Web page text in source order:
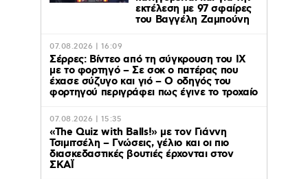
εκτέλεση με 97 σφαίρες
του Βαγγέλη Ζαμπούνη
07.08.2026 | 16:09
Σέρρες: Βίντεο από τη σύγκρουση του ΙΧ
με το φορτηγό – Σε σοκ ο πατέρας που
έχασε σύζυγο και γιό – Ο οδηγός του
φορτηγού περιγράφει πως έγινε το τροχαίο
07.08.2026 | 15:35
«The Quiz with Balls!» με τον Γιάννη
Τσιμιτσέλη – Γνώσεις, γέλιο και οι πιο
διασκεδαστικές βουτιές έρχονται στον
ΣΚΑΪ